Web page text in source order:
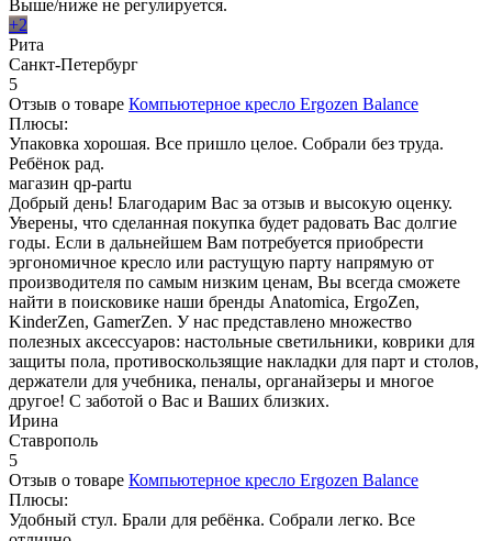
Выше/ниже не регулируется.
+2
Рита
Санкт-Петербург
5
Отзыв о товаре Компьютерное кресло Ergozen Balance
Плюсы:
Упаковка хорошая. Все пришло целое. Собрали без труда.
Ребёнок рад.
магазин qp-partu
Добрый день! Благодарим Вас за отзыв и высокую оценку.
Уверены, что сделанная покупка будет радовать Вас долгие
годы. Если в дальнейшем Вам потребуется приобрести
эргономичное кресло или растущую парту напрямую от
производителя по самым низким ценам, Вы всегда сможете
найти в поисковике наши бренды Anatomica, ErgoZen,
KinderZen, GamerZen. У нас представлено множество
полезных аксессуаров: настольные светильники, коврики для
защиты пола, противоскользящие накладки для парт и столов,
держатели для учебника, пеналы, органайзеры и многое
другое! С заботой о Вас и Ваших близких.
Ирина
Ставрополь
5
Отзыв о товаре Компьютерное кресло Ergozen Balance
Плюсы:
Удобный стул. Брали для ребёнка. Собрали легко. Все